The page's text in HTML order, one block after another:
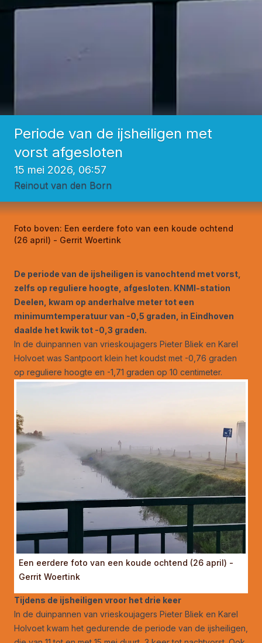
Periode van de ijsheiligen met
vorst afgesloten
15 mei 2026, 06:57
Reinout van den Born
Foto boven: Een eerdere foto van een koude ochtend
(26 april) - Gerrit Woertink
De periode van de ijsheiligen is vanochtend met vorst,
zelfs op reguliere hoogte, afgesloten. KNMI-station
Deelen, kwam op anderhalve meter tot een
minimumtemperatuur van -0,5 graden, in Eindhoven
daalde het kwik tot -0,3 graden.
In de duinpannen van vrieskoujagers Pieter Bliek en Karel
Holvoet was Santpoort klein het koudst met -0,76 graden
op reguliere hoogte en -1,71 graden op 10 centimeter.
Een eerdere foto van een koude ochtend (26 april) -
Gerrit Woertink
Tijdens de ijsheiligen vroor het drie keer
In de duinpannen van vrieskoujagers Pieter Bliek en Karel
Holvoet kwam het gedurende de periode van de ijsheiligen,